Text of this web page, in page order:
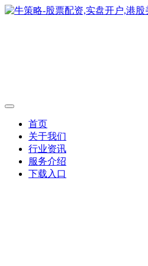
首页
关于我们
行业资讯
服务介绍
下载入口